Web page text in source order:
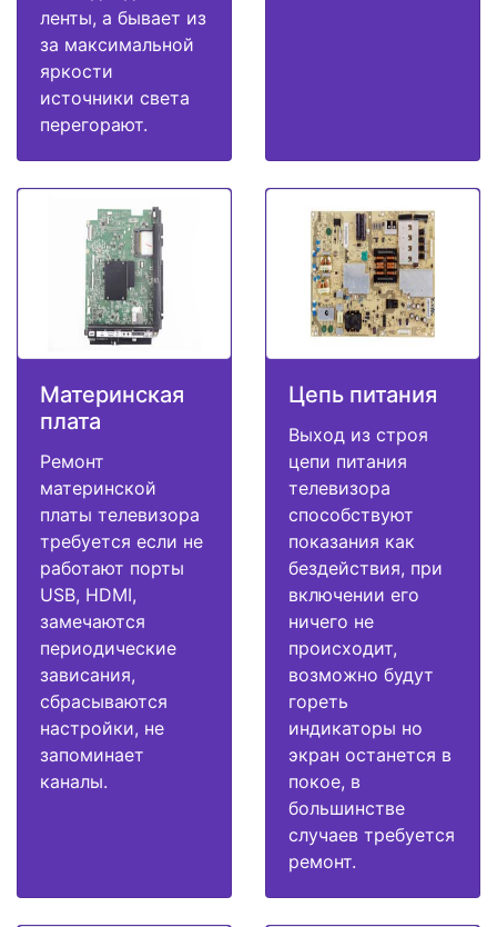
ленты, а бывает из
за максимальной
яркости
источники света
перегорают.
Материнская
плата
Ремонт
материнской
платы телевизора
требуется если не
работают порты
USB, HDMI,
замечаются
периодические
зависания,
сбрасываются
настройки, не
запоминает
каналы.
Цепь питания
Выход из строя
цепи питания
телевизора
способствуют
показания как
бездействия, при
включении его
ничего не
происходит,
возможно будут
гореть
индикаторы но
экран останется в
покое, в
большинстве
случаев требуется
ремонт.